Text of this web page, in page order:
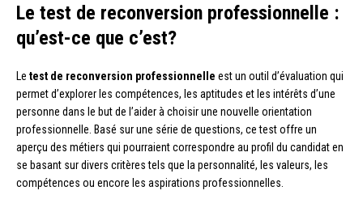
Le test de reconversion professionnelle :
qu’est-ce que c’est?
Le test de reconversion professionnelle est un outil d’évaluation qui
permet d’explorer les compétences, les aptitudes et les intérêts d’une
personne dans le but de l’aider à choisir une nouvelle orientation
professionnelle. Basé sur une série de questions, ce test offre un
aperçu des métiers qui pourraient correspondre au profil du candidat en
se basant sur divers critères tels que la personnalité, les valeurs, les
compétences ou encore les aspirations professionnelles.